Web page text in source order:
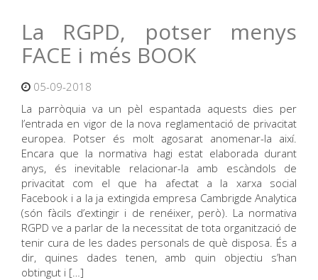
La RGPD, potser menys
FACE i més BOOK
05-09-2018
La parròquia va un pèl espantada aquests dies per
l’entrada en vigor de la nova reglamentació de privacitat
europea. Potser és molt agosarat anomenar-la així.
Encara que la normativa hagi estat elaborada durant
anys, és inevitable relacionar-la amb escàndols de
privacitat com el que ha afectat a la xarxa social
Facebook i a la ja extingida empresa Cambrigde Analytica
(són fàcils d’extingir i de renéixer, però). La normativa
RGPD ve a parlar de la necessitat de tota organització de
tenir cura de les dades personals de què disposa. És a
dir, quines dades tenen, amb quin objectiu s’han
obtingut i […]